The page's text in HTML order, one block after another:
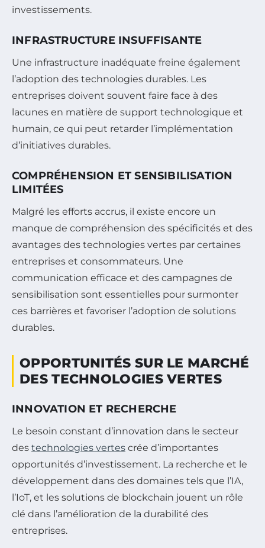
investissements.
INFRASTRUCTURE INSUFFISANTE
Une infrastructure inadéquate freine également
l’adoption des technologies durables. Les
entreprises doivent souvent faire face à des
lacunes en matière de support technologique et
humain, ce qui peut retarder l’implémentation
d’initiatives durables.
COMPRÉHENSION ET SENSIBILISATION
LIMITÉES
Malgré les efforts accrus, il existe encore un
manque de compréhension des spécificités et des
avantages des technologies vertes par certaines
entreprises et consommateurs. Une
communication efficace et des campagnes de
sensibilisation sont essentielles pour surmonter
ces barrières et favoriser l’adoption de solutions
durables.
OPPORTUNITÉS SUR LE MARCHÉ
DES TECHNOLOGIES VERTES
INNOVATION ET RECHERCHE
Le besoin constant d’innovation dans le secteur
des technologies vertes crée d’importantes
opportunités d’investissement. La recherche et le
développement dans des domaines tels que l’IA,
l’IoT, et les solutions de blockchain jouent un rôle
clé dans l’amélioration de la durabilité des
entreprises.